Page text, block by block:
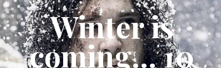
Winter is
coming… 10